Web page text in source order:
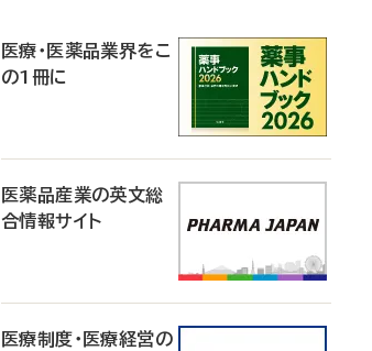
医療・医薬品業界をこ
の1冊に
医薬品産業の英文総
合情報サイト
医療制度・医療経営の